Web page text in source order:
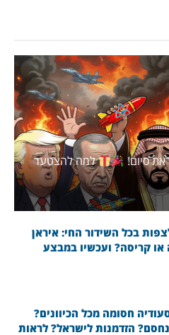
סיום!
למה להצטער
בכל השידור החי: איראן
קריסה? ועכשיו במבצע
חסומה מכל הכיוונים?
הזדמנות לישראל? לראות